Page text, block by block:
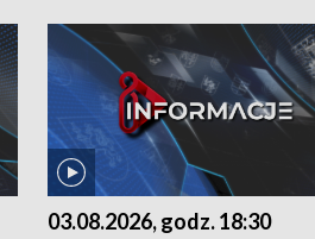
03.08.2026, godz. 18:30